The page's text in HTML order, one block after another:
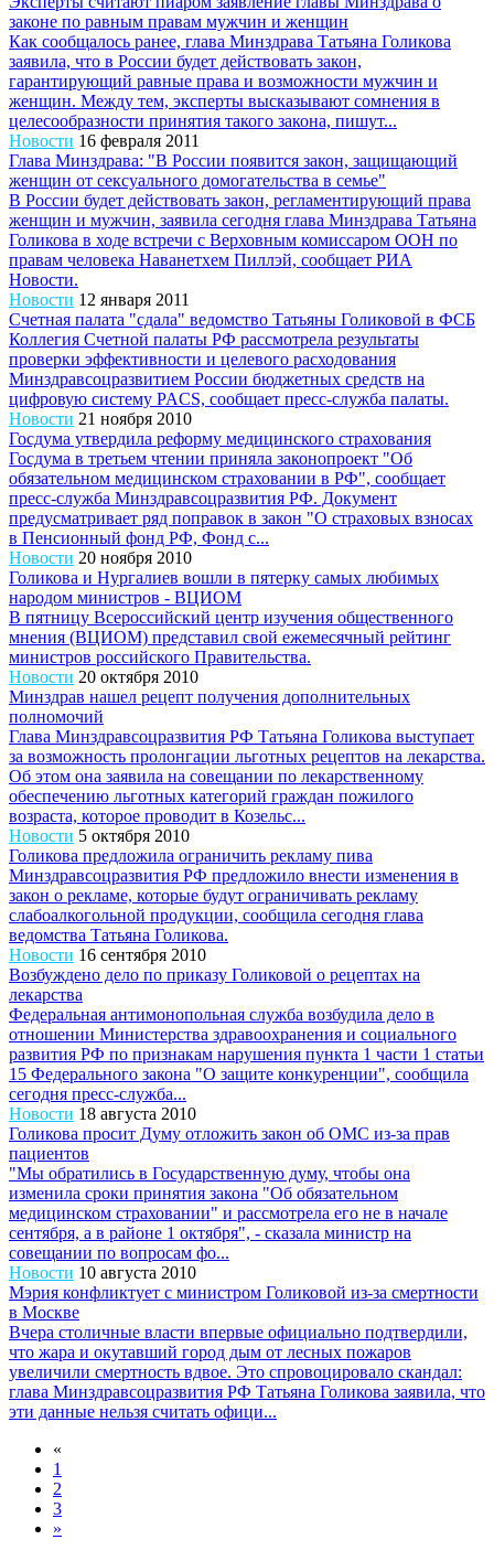
законе по равным правам мужчин и женщин
Как сообщалось ранее, глава Минздрава Татьяна Голикова
заявила, что в России будет действовать закон,
гарантирующий равные права и возможности мужчин и
женщин. Между тем, эксперты высказывают сомнения в
целесообразности принятия такого закона, пишут...
Новости 16 февраля 2011
Глава Минздрава: "В России появится закон, защищающий
женщин от сексуального домогательства в семье"
В России будет действовать закон, регламентирующий права
женщин и мужчин, заявила сегодня глава Минздрава Татьяна
Голикова в ходе встречи с Верховным комиссаром ООН по
правам человека Наванетхем Пиллэй, сообщает РИА
Новости.
Новости 12 января 2011
Счетная палата "сдала" ведомство Татьяны Голиковой в ФСБ
Коллегия Счетной палаты РФ рассмотрела результаты
проверки эффективности и целевого расходования
Минздравсоцразвитием России бюджетных средств на
цифровую систему PACS, сообщает пресс-служба палаты.
Новости 21 ноября 2010
Госдума утвердила реформу медицинского страхования
Госдума в третьем чтении приняла законопроект "Об
обязательном медицинском страховании в РФ", сообщает
пресс-служба Минздравсоцразвития РФ. Документ
предусматривает ряд поправок в закон "О страховых взносах
в Пенсионный фонд РФ, Фонд с...
Новости 20 ноября 2010
Голикова и Нургалиев вошли в пятерку самых любимых
народом министров - ВЦИОМ
В пятницу Всероссийский центр изучения общественного
мнения (ВЦИОМ) представил свой ежемесячный рейтинг
министров российского Правительства.
Новости 20 октября 2010
Минздрав нашел рецепт получения дополнительных
полномочий
Глава Минздравсоцразвития РФ Татьяна Голикова выступает
за возможность пролонгации льготных рецептов на лекарства.
Об этом она заявила на совещании по лекарственному
обеспечению льготных категорий граждан пожилого
возраста, которое проводит в Козельс...
Новости 5 октября 2010
Голикова предложила ограничить рекламу пива
Минздравсоцразвития РФ предложило внести изменения в
закон о рекламе, которые будут ограничивать рекламу
слабоалкогольной продукции, сообщила сегодня глава
ведомства Татьяна Голикова.
Новости 16 сентября 2010
Возбуждено дело по приказу Голиковой о рецептах на
лекарства
Федеральная антимонопольная служба возбудила дело в
отношении Министерства здравоохранения и социального
развития РФ по признакам нарушения пункта 1 части 1 статьи
15 Федерального закона "О защите конкуренции", сообщила
сегодня пресс-служба...
Новости 18 августа 2010
Голикова просит Думу отложить закон об ОМС из-за прав
пациентов
"Мы обратились в Государственную думу, чтобы она
изменила сроки принятия закона "Об обязательном
медицинском страховании" и рассмотрела его не в начале
сентября, а в районе 1 октября", - сказала министр на
совещании по вопросам фо...
Новости 10 августа 2010
Мэрия конфликтует с министром Голиковой из-за смертности
в Москве
Вчера столичные власти впервые официально подтвердили,
что жара и окутавший город дым от лесных пожаров
увеличили смертность вдвое. Это спровоцировало скандал:
глава Минздравсоцразвития РФ Татьяна Голикова заявила, что
эти данные нельзя считать офици...
«
1
2
3
»